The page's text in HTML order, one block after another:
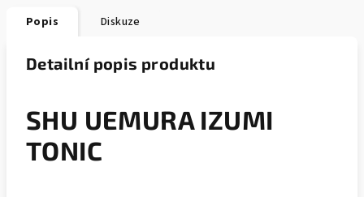
Popis Diskuze
Detailní popis produktu
SHU UEMURA IZUMI
TONIC